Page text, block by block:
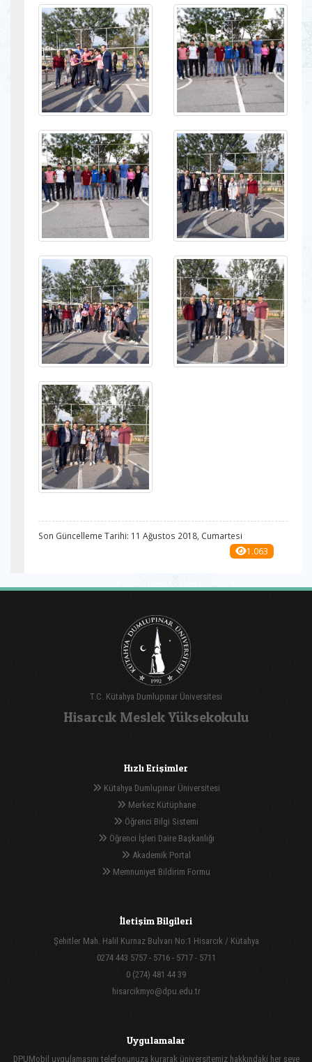
Son Güncelleme Tarihi: 11 Ağustos 2018, Cumartesi
1.063
T.C. Kütahya Dumlupınar Üniversitesi
Hisarcık Meslek Yüksekokulu
Hızlı Erişimler
Kütahya Dumlupınar Üniversitesi
Merkez Kütüphane
Öğrenci Bilgi Sistemi
Öğrenci İşleri Daire Başkanlığı
Akademik Portal
Memnuniyet Bildirim Formu
İletişim Bilgileri
Şehitler Mah. Halil Kurnaz Bulvarı No:1 Hisarcık / Kütahya
0274 443 5757 - 5716 - 5717 - 5711
0 (274) 481 44 39
hisarcikmyo@dpu.edu.tr
Uygulamalar
DPUMobil uygulamasını telefonunuza kurarak üniversitemiz hakkındaki her şeye